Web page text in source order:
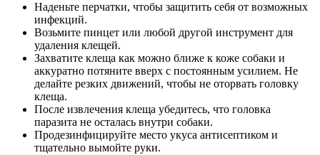
Наденьте перчатки, чтобы защитить себя от возможных
инфекций.
Возьмите пинцет или любой другой инструмент для
удаления клещей.
Захватите клеща как можно ближе к коже собаки и
аккуратно потяните вверх с постоянным усилием. Не
делайте резких движений, чтобы не оторвать головку
клеща.
После извлечения клеща убедитесь, что головка
паразита не осталась внутри собаки.
Продезинфицируйте место укуса антисептиком и
тщательно вымойте руки.